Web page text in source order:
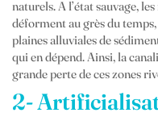
naturels. A l’état sauvage,
déforment au grès du
plaines alluviales de
qui en dépend. Ainsi, la
grande perte de ces zones
2-